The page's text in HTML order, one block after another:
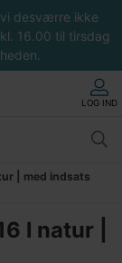
desværre ikke
16.00 til tirsdag
LOG IND
| med indsats
l natur |